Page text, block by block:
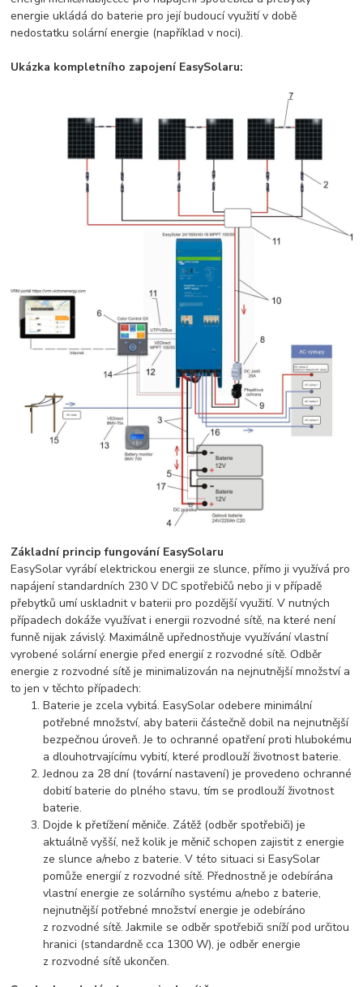
energie ukládá do baterie pro její budoucí využití v době
nedostatku solární energie (například v noci).
Ukázka kompletního zapojení EasySolaru:
Základní princip fungování EasySolaru
EasySolar vyrábí elektrickou energii ze slunce, přímo ji využívá pro
napájení standardních 230 V DC spotřebičů nebo ji v případě
přebytků umí uskladnit v baterii pro pozdější využití. V nutných
případech dokáže využívat i energii rozvodné sítě, na které není
funně nijak závislý. Maximálně upřednostňuje využívání vlastní
vyrobené solární energie před energií z rozvodné sítě. Odběr
energie z rozvodné sítě je minimalizován na nejnutnější množství a
to jen v těchto případech:
Baterie je zcela vybitá. EasySolar odebere minimální
potřebné množství, aby baterii částečně dobil na nejnutnější
bezpečnou úroveň. Je to ochranné opatření proti hlubokému
a dlouhotrvajícímu vybití, které prodlouží životnost baterie.
Jednou za 28 dní (tovární nastavení) je provedeno ochranné
dobití baterie do plného stavu, tím se prodlouží životnost
baterie.
Dojde k přetížení měniče. Zátěž (odběr spotřebiči) je
aktuálně vyšší, než kolik je měnič schopen zajistit z energie
ze slunce a/nebo z baterie. V této situaci si EasySolar
pomůže energií z rozvodné sítě. Přednostně je odebírána
vlastní energie ze solárního systému a/nebo z baterie,
nejnutnější potřebné množství energie je odebíráno
z rozvodné sítě. Jakmile se odběr spotřebiči sníží pod určitou
hranici (standardně cca 1300 W), je odběr energie
z rozvodné sítě ukončen.